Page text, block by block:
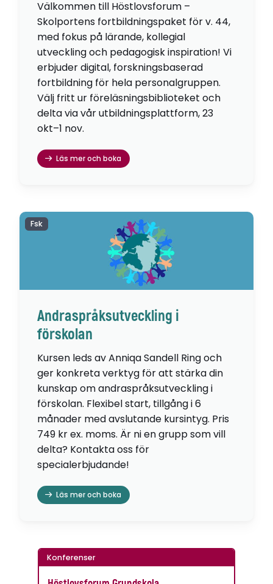
Välkommen till Höstlovsforum –
Skolportens fortbildningspaket för v. 44,
med fokus på lärande, kollegial
utveckling och pedagogisk inspiration! Vi
erbjuder digital, forskningsbaserad
fortbildning för hela personalgruppen.
Välj fritt ur föreläsningsbiblioteket och
delta via vår utbildningsplattform, 23
okt–1 nov.
Läs mer och boka
Andraspråksutveckling i
förskolan
Kursen leds av Anniqa Sandell Ring och
ger konkreta verktyg för att stärka din
kunskap om andraspråksutveckling i
förskolan. Flexibel start, tillgång i 6
månader med avslutande kursintyg. Pris
749 kr ex. moms. Är ni en grupp som vill
delta? Kontakta oss för
specialerbjudande!
Läs mer och boka
Fsk
Konferenser